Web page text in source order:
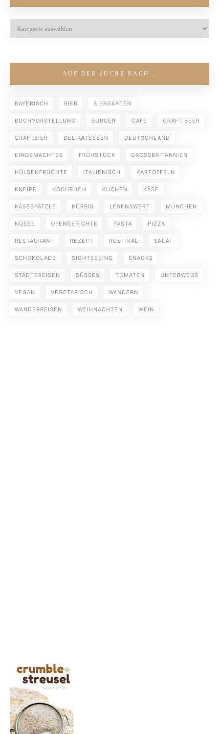
AUF DER SUCHE NACH…
BAYERISCH BIER BIERGARTEN
BUCHVORSTELLUNG BURGER CAFE CRAFT BEER
CRAFTBIER DELIKATESSEN DEUTSCHLAND
EINGEMACHTES FRÜHSTÜCK GROSSBRITANNIEN
HÜLSENFRÜCHTE ITALIENISCH KARTOFFELN
KNEIPE KOCHBUCH KUCHEN KÄSE
KÄSESPÄTZLE KÜRBIS LESENSWERT MÜNCHEN
NÜSSE OFENGERICHTE PASTA PIZZA
RESTAURANT REZEPT RUSTIKAL SALAT
SCHOKOLADE SIGHTSEEING SNACKS
STÄDTEREISEN SÜSSES TOMATEN UNTERWEGS
VEGAN VEGETARISCH WANDERN
WANDERREISEN WEIHNACHTEN WEIN